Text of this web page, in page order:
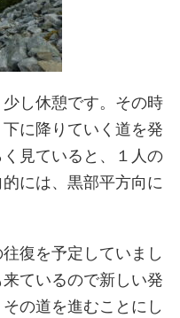
し休憩です。その時
に降りていく道を発
見ていると、１人の
には、黒部平方向に
復を予定していまし
ているので新しい発
の道を進むことにし